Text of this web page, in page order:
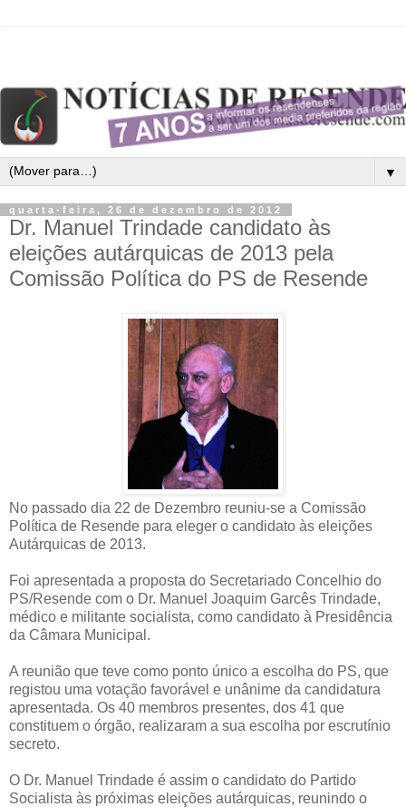
▼
quarta-feira, 26 de dezembro de 2012
Dr. Manuel Trindade candidato às
eleições autárquicas de 2013 pela
Comissão Política do PS de Resende
No passado dia 22 de Dezembro reuniu-se a Comissão
Política de Resende para eleger o candidato às eleições
Autárquicas de 2013.
Foi apresentada a proposta do Secretariado Concelhio do
PS/Resende com o Dr. Manuel Joaquim Garcês Trindade,
médico e militante socialista, como candidato à Presidência
da Câmara Municipal.
A reunião que teve como ponto único a escolha do PS, que
registou uma votação favorável e unânime da candidatura
apresentada. Os 40 membros presentes, dos 41 que
constituem o órgão, realizaram a sua escolha por escrutínio
secreto.
O Dr. Manuel Trindade é assim o candidato do Partido
Socialista às próximas eleições autárquicas, reunindo o